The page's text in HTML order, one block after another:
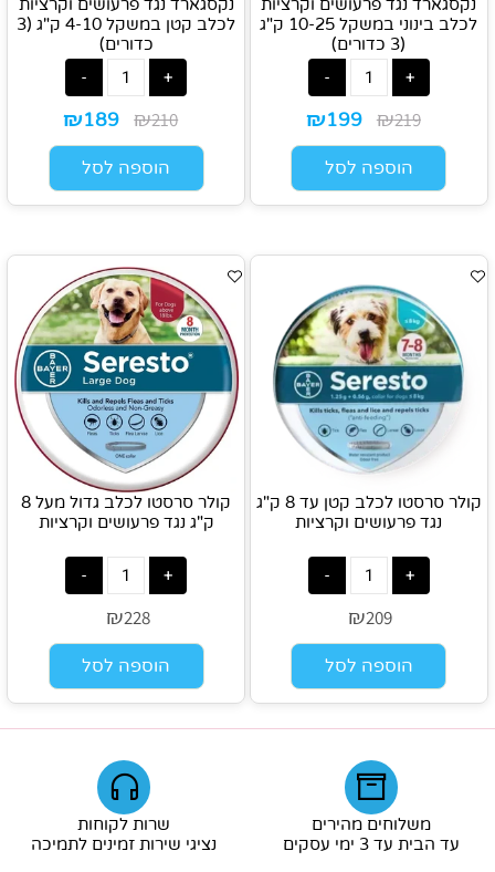
נקסגארד נגד פרעושים וקרציות
לכלב בינוני במשקל 10-25 ק"ג
(3 כדורים)
₪219
₪199
הוספה לסל
נקסגארד נגד פרעושים וקרציות
לכלב קטן במשקל 4-10 ק"ג (3
כדורים)
₪210
₪189
הוספה לסל
קולר סרסטו לכלב קטן עד 8 ק"ג
נגד פרעושים וקרציות
₪209
הוספה לסל
קולר סרסטו לכלב גדול מעל 8
ק"ג נגד פרעושים וקרציות
₪228
הוספה לסל
משלוחים מהירים
עד הבית עד 3 ימי עסקים
שרות לקוחות
נציגי שירות זמינים לתמיכה